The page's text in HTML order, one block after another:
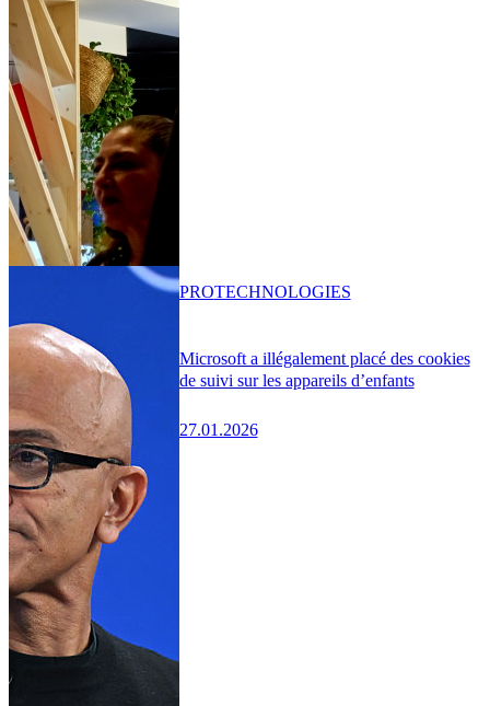
Microsoft a illégalement placé des cookies
de suivi sur les appareils d’enfants
27.01.2026
PROTECHNOLOGIES